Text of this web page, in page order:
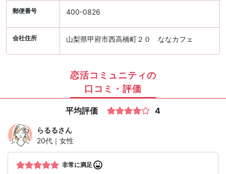
郵便番号 400-0826
会社住所 山梨県甲府市西高橋町２０ ななカフェ
恋活コミュニティの
口コミ・評価
平均評価 4
らるるさん
20代｜女性
非常に満足